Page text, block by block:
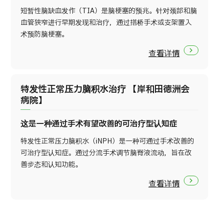
短暂性脑缺血发作（TIA）是脑梗塞的预兆。针对颈部和脑
血管狭窄进行早期发现和治疗，通过搭桥手术或支架置入
术预防脑梗塞。
查看详情
特发性正常压力脑积水治疗 【岸和田徳洲会
病院】
这是一种通过手术有望改善的可治疗型认知症
特发性正常压力脑积水（iNPH）是一种可通过手术改善的
可治疗型认知症。通过分流手术调节脑脊液流动，旨在改
善步态和认知功能。
查看详情